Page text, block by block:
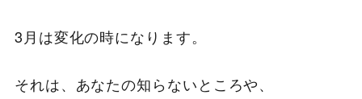
3月は変化の時になります。
それは、あなたの知らないところや、